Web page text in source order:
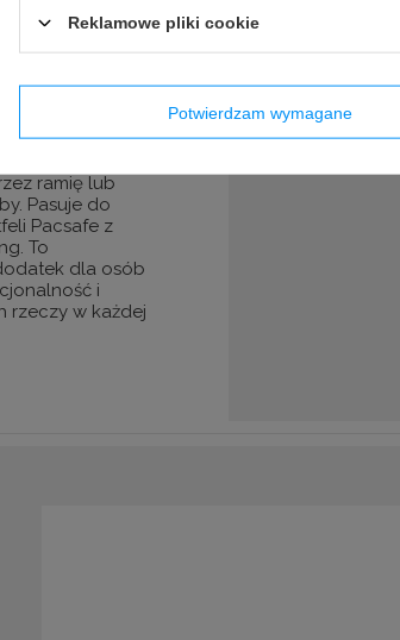
wykonany z
odpornego
gwarancja
Dzięki dwóm
technologią
odpięcia portfela
Można go
ramię lub
Pasuje do
Pacsafe z
To
dla osób
i
rzeczy w każdej
Reklamowe pliki cookie
Potwierdzam wymagane